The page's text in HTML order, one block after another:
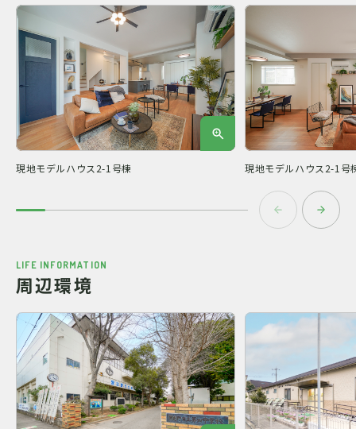
現地モデルハウス2-1号棟 現地モデルハウス2-1号
LIFE INFORMATION
周辺環境